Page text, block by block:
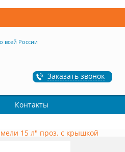
всей России
Заказать звонок
Контакты
15 л" проз. с крышкой